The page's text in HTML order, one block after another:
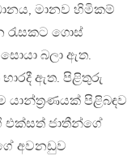
මානව හිමිකම්
රැසකට ගොස්
බලා ඇත.
ඇත. පිළිතුරු
යාන්ත්‍රණයක් පිළිබඳව
එක්සත් ජාතීන්ගේ
අවනඩුව